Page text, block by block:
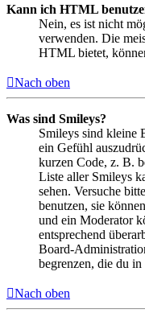
Kann ich HTML
Nein, es ist nicht
verwenden. Die
HTML bietet,
Nach oben
Was sind Smileys?
Smileys sind kleine
ein Gefühl
kurzen Code, z. B.
Liste aller Smileys
sehen. Versuche
benutzen, sie
und ein Moderator
entsprechend
Board-
begrenzen, die du
Nach oben